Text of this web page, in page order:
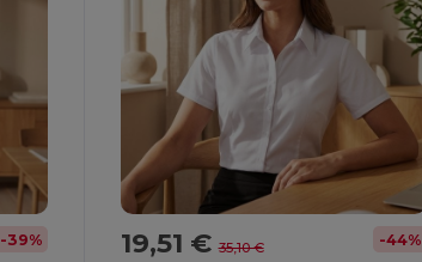
-39% 19,51 €35,10 € -44%